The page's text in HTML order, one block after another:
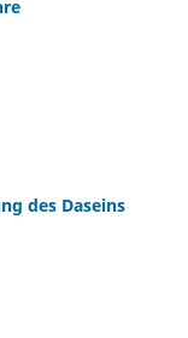
des Daseins